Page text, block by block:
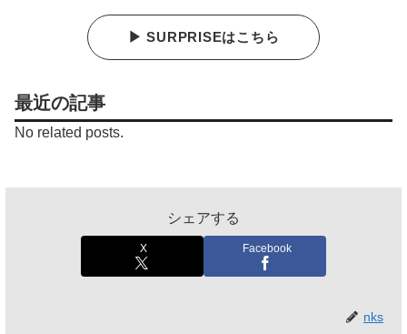
▶ SURPRISEはこちら
最近の記事
No related posts.
シェアする
X Facebook
nks